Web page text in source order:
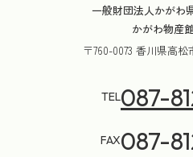
一般財団法人かがわ
かがわ物産
〒760-0073 香川県高松
TEL087-
FAX087-